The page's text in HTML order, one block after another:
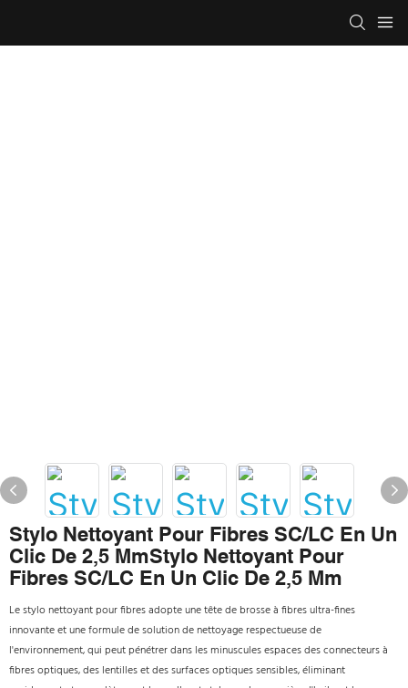
Stylo Nettoyant Pour Fibres SC/LC En Un
Clic De 2,5 MmStylo Nettoyant Pour
Fibres SC/LC En Un Clic De 2,5 Mm
Le stylo nettoyant pour fibres adopte une tête de brosse à fibres ultra-fines
innovante et une formule de solution de nettoyage respectueuse de
l'environnement, qui peut pénétrer dans les minuscules espaces des connecteurs à
fibres optiques, des lentilles et des surfaces optiques sensibles, éliminant